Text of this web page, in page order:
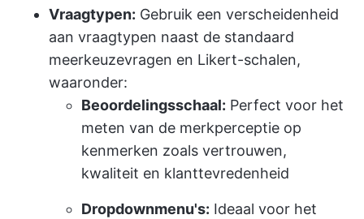
Vraagtypen: Gebruik een verscheidenheid
aan vraagtypen naast de standaard
meerkeuzevragen en Likert-schalen,
waaronder:
Beoordelingsschaal: Perfect voor het
meten van de merkperceptie op
kenmerken zoals vertrouwen,
kwaliteit en klanttevredenheid
Dropdownmenu's: Ideaal voor het